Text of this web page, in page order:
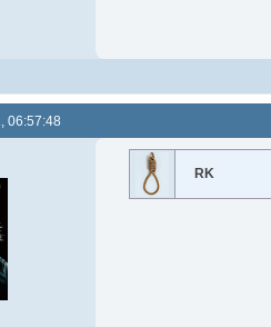
06:57:48
RK